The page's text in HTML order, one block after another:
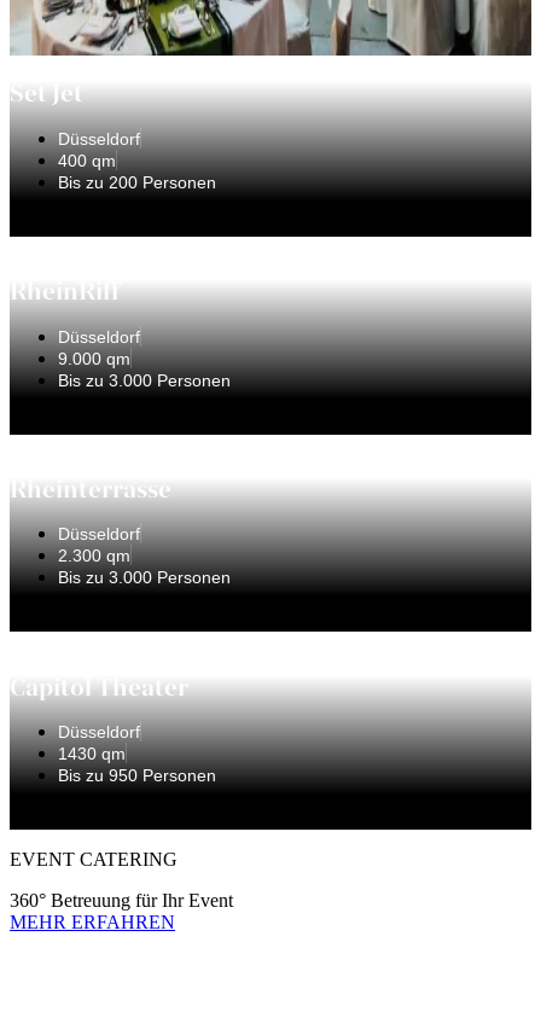
Set Jet
Düsseldorf
400 qm
Bis zu 200 Personen
RheinRiff
Düsseldorf
9.000 qm
Bis zu 3.000 Personen
Rheinterrasse
Düsseldorf
2.300 qm
Bis zu 3.000 Personen
Capitol Theater
Düsseldorf
1430 qm
Bis zu 950 Personen
EVENT CATERING
360° Betreuung für Ihr Event
MEHR ERFAHREN